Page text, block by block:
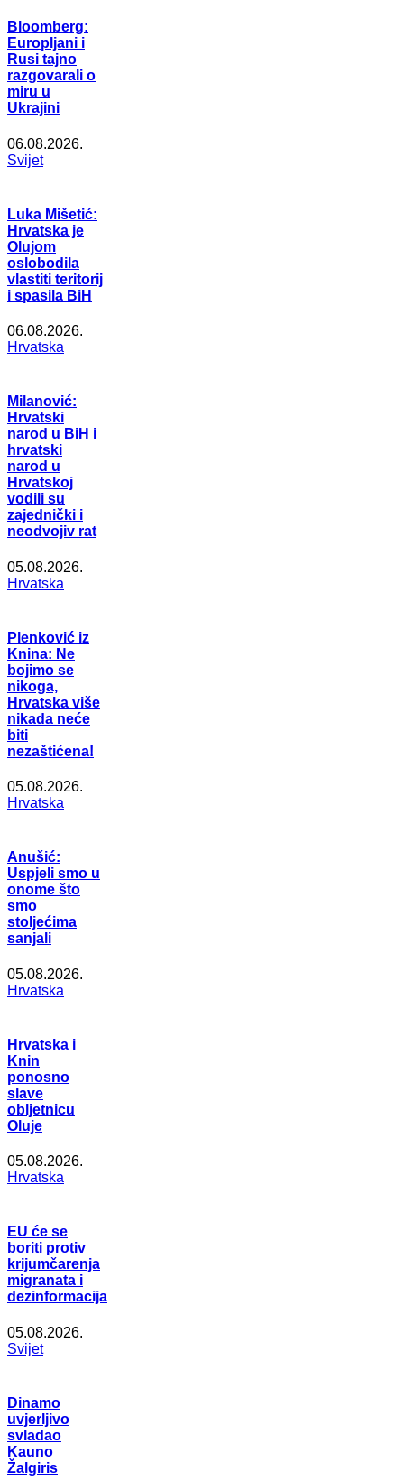
Bloomberg:
Europljani i
Rusi tajno
razgovarali o
miru u
Ukrajini
06.08.2026.
Svijet
Luka Mišetić:
Hrvatska je
Olujom
oslobodila
vlastiti teritorij
i spasila BiH
06.08.2026.
Hrvatska
Milanović:
Hrvatski
narod u BiH i
hrvatski
narod u
Hrvatskoj
vodili su
zajednički i
neodvojiv rat
05.08.2026.
Hrvatska
Plenković iz
Knina: Ne
bojimo se
nikoga,
Hrvatska više
nikada neće
biti
nezaštićena!
05.08.2026.
Hrvatska
Anušić:
Uspjeli smo u
onome što
smo
stoljećima
sanjali
05.08.2026.
Hrvatska
Hrvatska i
Knin
ponosno
slave
obljetnicu
Oluje
05.08.2026.
Hrvatska
EU će se
boriti protiv
krijumčarenja
migranata i
dezinformacija
05.08.2026.
Svijet
Dinamo
uvjerljivo
svladao
Kauno
Žalgiris